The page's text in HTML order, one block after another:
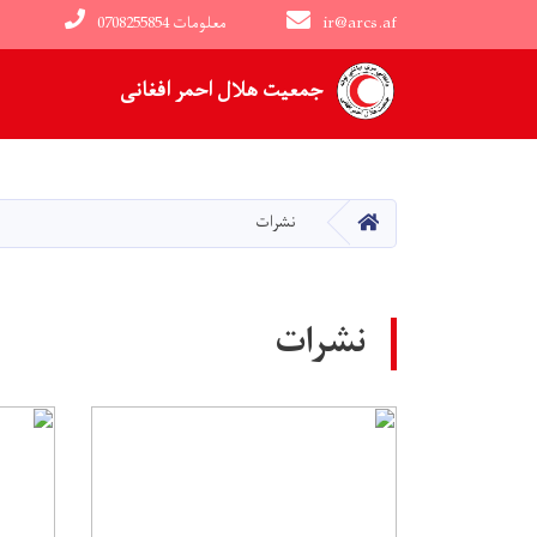
جمعیت هلال احمر افغانی
ir@arcs.af 0708255854 معلومات
Main navigation
HOME نشرات
نشرات